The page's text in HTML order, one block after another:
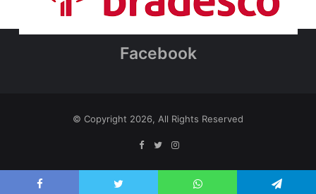
Facebook
© Copyright 2026, All Rights Reserved